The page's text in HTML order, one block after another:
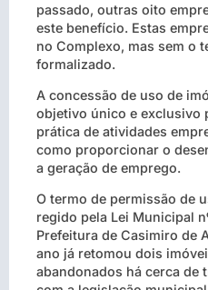
passado, outras oito
este benefício. Estas
no Complexo, mas sem o
formalizado.
A concessão de uso de
objetivo único e exclusivo
prática de atividades
como proporcionar o
a geração de emprego.
O termo de permissão de
regido pela Lei Municipal
Prefeitura de Casimiro de
ano já retomou dois
abandonados há cerca de